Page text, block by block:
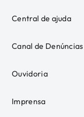
Central de ajuda
Canal de Denúncias
Ouvidoria
Imprensa